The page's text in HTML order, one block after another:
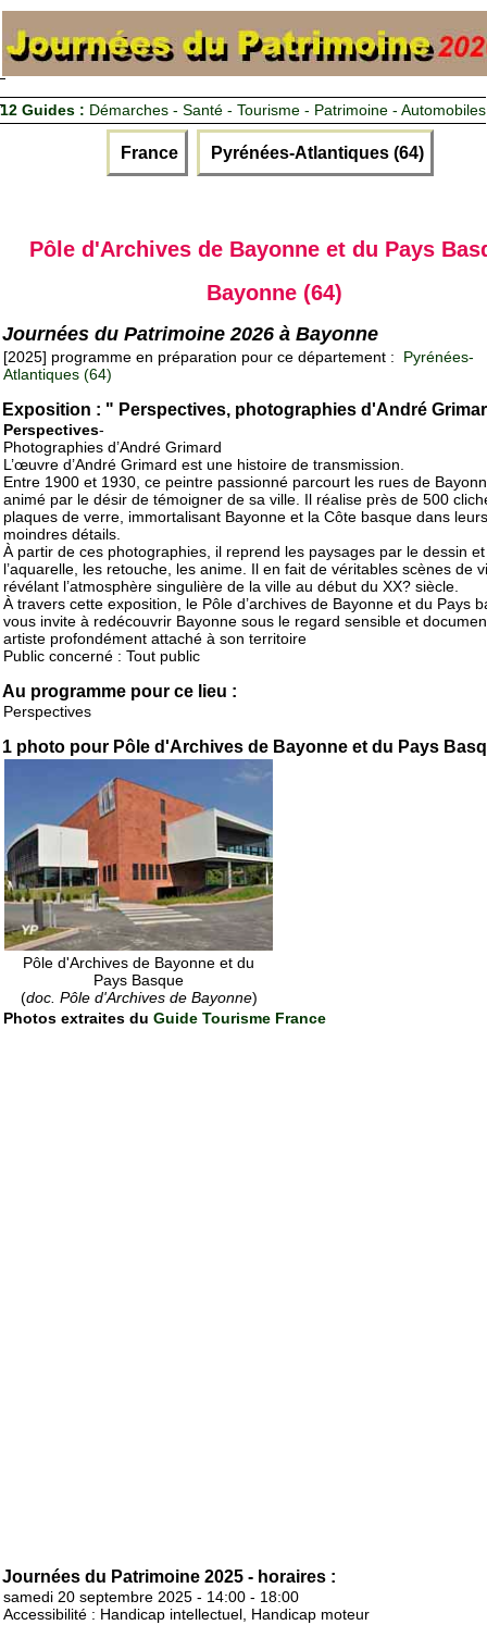
12 Guides : Démarches - Santé - Tourisme - Patrimoine - Automobiles
France Pyrénées-Atlantiques (64)
Pôle d'Archives de Bayonne et du Pays
Bayonne (64)
Journées du Patrimoine 2026 à Bayonne
[2025] programme en préparation pour ce département :
Pyrénées-
Atlantiques (64)
Exposition : " Perspectives, photographies d'André
Perspectives-
Photographies d’André Grimard
L’œuvre d’André Grimard est une histoire de transmission.
Entre 1900 et 1930, ce peintre passionné parcourt les rues de
animé par le désir de témoigner de sa ville. Il réalise près de 500
plaques de verre, immortalisant Bayonne et la Côte basque dans leurs
moindres détails.
À partir de ces photographies, il reprend les paysages par le dessin et
l’aquarelle, les retouche, les anime. Il en fait de véritables scènes de
révélant l’atmosphère singulière de la ville au début du XX? siècle.
À travers cette exposition, le Pôle d’archives de Bayonne et du Pays
vous invite à redécouvrir Bayonne sous le regard sensible et
artiste profondément attaché à son territoire
Public concerné : Tout public
Au programme pour ce lieu :
Perspectives
1 photo pour Pôle d'Archives de Bayonne et du Pays
Pôle d'Archives de Bayonne et du
Pays Basque
(doc. Pôle d'Archives de Bayonne)
Photos extraites du Guide Tourisme France
Journées du Patrimoine 2025 - horaires :
samedi 20 septembre 2025 - 14:00 - 18:00
Accessibilité : Handicap intellectuel, Handicap moteur